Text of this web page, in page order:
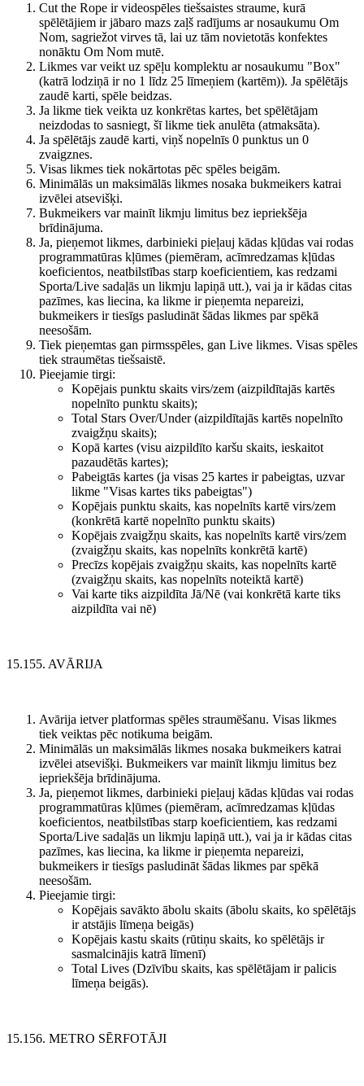
Cut the Rope ir videospēles tiešsaistes straume, kurā
spēlētājiem ir jābaro mazs zaļš radījums ar nosaukumu Om
Nom, sagriežot virves tā, lai uz tām novietotās konfektes
nonāktu Om Nom mutē.
Likmes var veikt uz spēļu komplektu ar nosaukumu "Box"
(katrā lodziņā ir no 1 līdz 25 līmeņiem (kartēm)). Ja spēlētājs
zaudē karti, spēle beidzas.
Ja likme tiek veikta uz konkrētas kartes, bet spēlētājam
neizdodas to sasniegt, šī likme tiek anulēta (atmaksāta).
Ja spēlētājs zaudē karti, viņš nopelnīs 0 punktus un 0
zvaigznes.
Visas likmes tiek nokārtotas pēc spēles beigām.
Minimālās un maksimālās likmes nosaka bukmeikers katrai
izvēlei atsevišķi.
Bukmeikers var mainīt likmju limitus bez iepriekšēja
brīdinājuma.
Ja, pieņemot likmes, darbinieki pieļauj kādas kļūdas vai rodas
programmatūras kļūmes (piemēram, acīmredzamas kļūdas
koeficientos, neatbilstības starp koeficientiem, kas redzami
Sporta/Live sadaļās un likmju lapiņā utt.), vai ja ir kādas citas
pazīmes, kas liecina, ka likme ir pieņemta nepareizi,
bukmeikers ir tiesīgs pasludināt šādas likmes par spēkā
neesošām.
Tiek pieņemtas gan pirmsspēles, gan Live likmes. Visas spēles
tiek straumētas tiešsaistē.
Pieejamie tirgi:
Kopējais punktu skaits virs/zem (aizpildītajās kartēs
nopelnīto punktu skaits);
Total Stars Over/Under (aizpildītajās kartēs nopelnīto
zvaigžņu skaits);
Kopā kartes (visu aizpildīto karšu skaits, ieskaitot
pazaudētās kartes);
Pabeigtās kartes (ja visas 25 kartes ir pabeigtas, uzvar
likme "Visas kartes tiks pabeigtas")
Kopējais punktu skaits, kas nopelnīts kartē virs/zem
(konkrētā kartē nopelnīto punktu skaits)
Kopējais zvaigžņu skaits, kas nopelnīts kartē virs/zem
(zvaigžņu skaits, kas nopelnīts konkrētā kartē)
Precīzs kopējais zvaigžņu skaits, kas nopelnīts kartē
(zvaigžņu skaits, kas nopelnīts noteiktā kartē)
Vai karte tiks aizpildīta Jā/Nē (vai konkrētā karte tiks
aizpildīta vai nē)
15.155. AVĀRIJA
Avārija ietver platformas spēles straumēšanu. Visas likmes
tiek veiktas pēc notikuma beigām.
Minimālās un maksimālās likmes nosaka bukmeikers katrai
izvēlei atsevišķi. Bukmeikers var mainīt likmju limitus bez
iepriekšēja brīdinājuma.
Ja, pieņemot likmes, darbinieki pieļauj kādas kļūdas vai rodas
programmatūras kļūmes (piemēram, acīmredzamas kļūdas
koeficientos, neatbilstības starp koeficientiem, kas redzami
Sporta/Live sadaļās un likmju lapiņā utt.), vai ja ir kādas citas
pazīmes, kas liecina, ka likme ir pieņemta nepareizi,
bukmeikers ir tiesīgs pasludināt šādas likmes par spēkā
neesošām.
Pieejamie tirgi:
Kopējais savākto ābolu skaits (ābolu skaits, ko spēlētājs
ir atstājis līmeņa beigās)
Kopējais kastu skaits (rūtiņu skaits, ko spēlētājs ir
sasmalcinājis katrā līmenī)
Total Lives (Dzīvību skaits, kas spēlētājam ir palicis
līmeņa beigās).
15.156. METRO SĒRFOTĀJI